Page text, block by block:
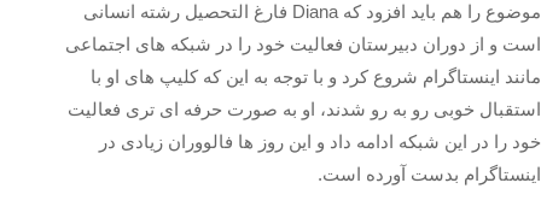
موضوع را هم باید افزود که Diana فارغ التحصیل رشته انسانی
است و از دوران دبیرستان فعالیت خود را در شبکه های اجتماعی
مانند اینستاگرام شروع کرد و با توجه به این که کلیپ های او با
استقبال خوبی رو به رو شدند، او به صورت حرفه‌ ای‌ تری فعالیت
خود را در این شبکه ادامه داد و این روز ها فالووران زیادی در
اینستاگرام بدست آورده است.